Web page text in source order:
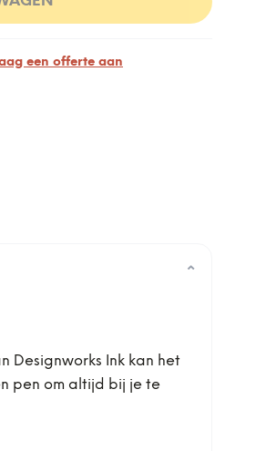
een offerte aan
⌄
Designworks Ink kan het
pen om altijd bij je te